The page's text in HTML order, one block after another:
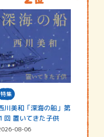
特集
川美和「深海の船」第
回 置いてきた子供
08-06